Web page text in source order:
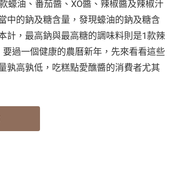
蠔油、番茄醬、XO醬、辣椒醬及辣椒汁
中的鈉及糖含量，發現蠔油的鈉及糖含
計，最高鈉與最高糖的調味料則是1款辣
過一個健康的農曆新年，先來看看這些
孰高孰低，吃糕點愛醮醬的消費者尤其